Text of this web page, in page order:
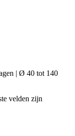
| Ø 40 tot 140
velden zijn